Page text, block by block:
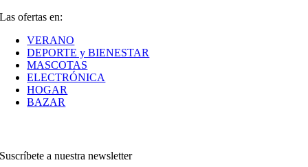
Las ofertas en:
VERANO
DEPORTE y BIENESTAR
MASCOTAS
ELECTRÓNICA
HOGAR
BAZAR
Suscríbete a nuestra newsletter